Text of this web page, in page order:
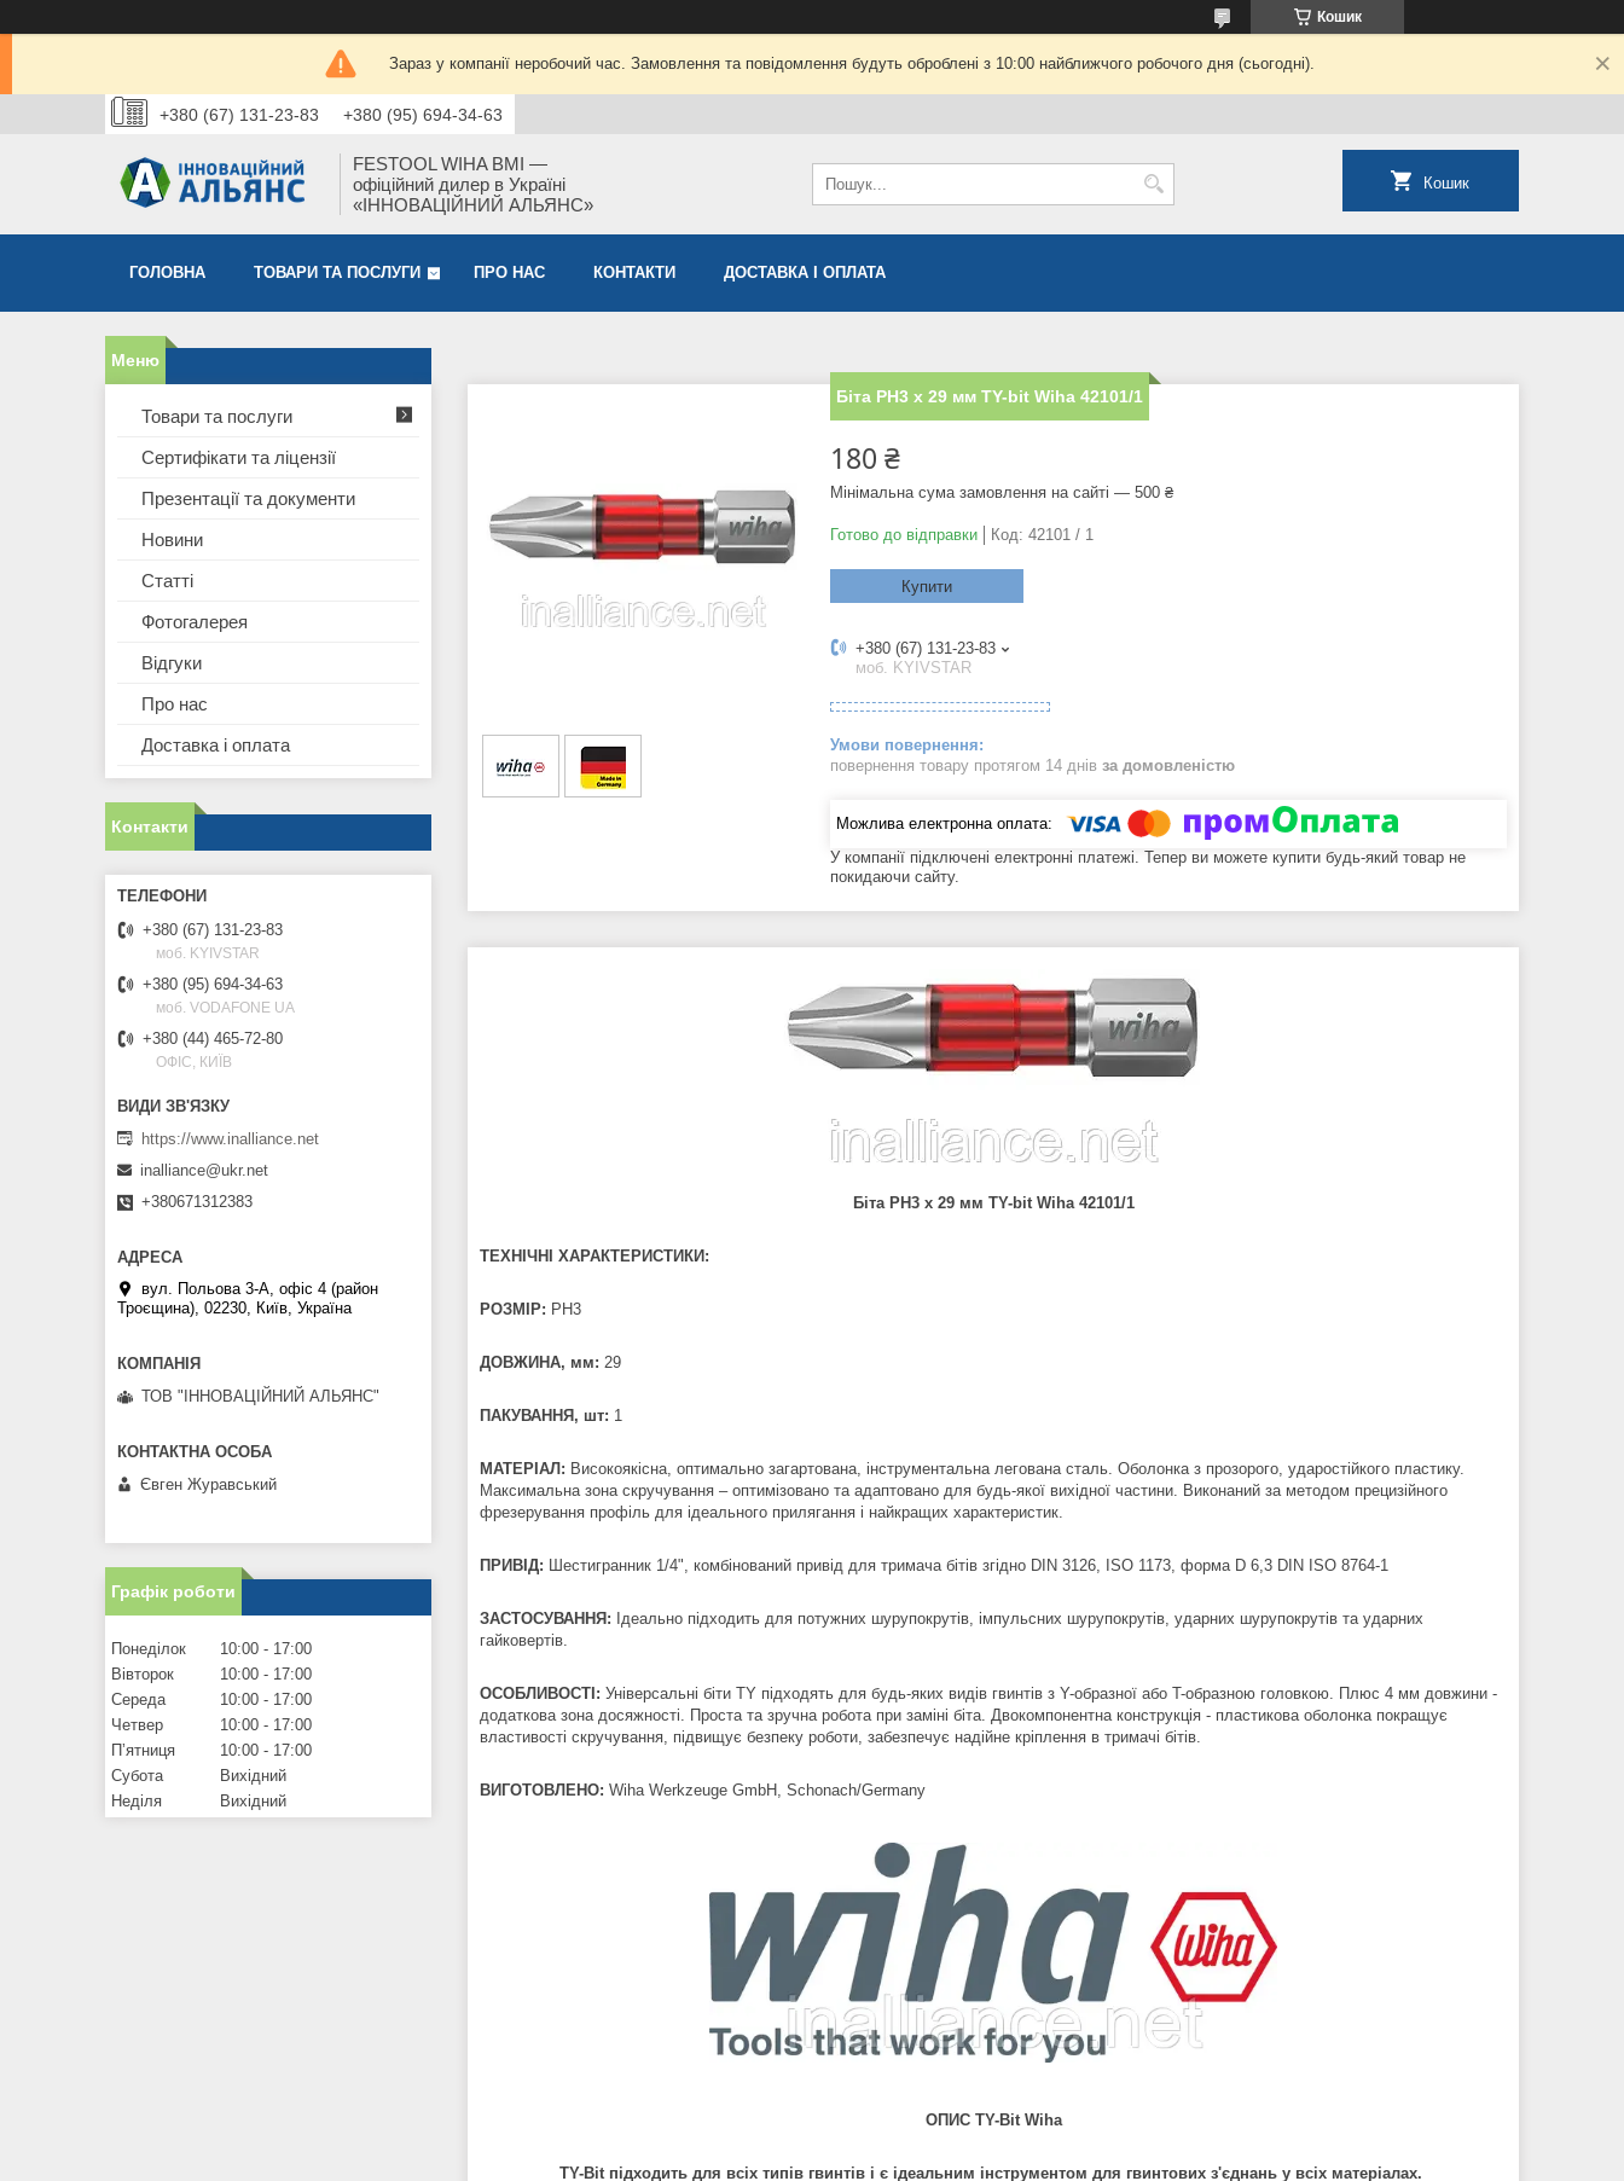
Кошик
Зараз у компанії неробочий час. Замовлення та повідомлення будуть оброблені з 10:00 найближчого робочого дня (сьогодні).
+380 (67) 131-23-83 +380 (95) 694-34-63
FESTOOL WIHA BMI —
офіційний дилер в Україні
«ІННОВАЦІЙНИЙ АЛЬЯНС»
Кошик
ГОЛОВНА ТОВАРИ ТА ПОСЛУГИ ПРО НАС КОНТАКТИ ДОСТАВКА І ОПЛАТА
Біта PH3 х 29 мм TY-bit Wiha 42101/1
180 ₴
Мінімальна сума замовлення на сайті — 500 ₴
Готово до відправки Код: 42101 / 1
Купити
+380 (67) 131-23-83
моб. KYIVSTAR
повернення товару протягом 14 днів за домовленістю
У компанії підключені електронні платежі. Тепер ви можете купити будь-який товар не
покидаючи сайту.
Біта PH3 х 29 мм TY-bit Wiha 42101/1
ТЕХНІЧНІ ХАРАКТЕРИСТИКИ:
РОЗМІР: PH3
ДОВЖИНА, мм: 29
ПАКУВАННЯ, шт: 1
МАТЕРІАЛ: Високоякісна, оптимально загартована, інструментальна легована сталь. Оболонка з прозорого, ударостійкого пластику.
Максимальна зона скручування – оптимізовано та адаптовано для будь-якої вихідної частини. Виконаний за методом прецизійного
фрезерування профіль для ідеального прилягання і найкращих характеристик.
ПРИВІД: Шестигранник 1/4", комбінований привід для тримача бітів згідно DIN 3126, ISO 1173, форма D 6,3 DIN ISO 8764-1
ЗАСТОСУВАННЯ: Ідеально підходить для потужних шурупокрутів, імпульсних шурупокрутів, ударних шурупокрутів та ударних
гайковертів.
ОСОБЛИВОСТІ: Універсальні біти TY підходять для будь-яких видів гвинтів з Y-образної або T-образною головкою. Плюс 4 мм довжини -
додаткова зона досяжності. Проста та зручна робота при заміні біта. Двокомпонентна конструкція - пластикова оболонка покращує
властивості скручування, підвищує безпеку роботи, забезпечує надійне кріплення в тримачі бітів.
ВИГОТОВЛЕНО: Wiha Werkzeuge GmbH, Schonach/Germany
ОПИС TY-Bit Wiha
TY-Bit підходить для всіх типів гвинтів і є ідеальним інструментом для гвинтових з'єднань у всіх матеріалах.
Товари та послуги
Сертифікати та ліцензії
Презентації та документи
Новини
Статті
Фотогалерея
Відгуки
Про нас
Доставка і оплата
Контакти
+380 (67) 131-23-83
моб. KYIVSTAR
+380 (95) 694-34-63
моб. VODAFONE UA
+380 (44) 465-72-80
ОФІС, КИЇВ
https://www.inalliance.net
inalliance@ukr.net
+380671312383
вул. Польова 3-А, офіс 4 (район
Троєщина), 02230, Київ, Україна
ТОВ "ІННОВАЦІЙНИЙ АЛЬЯНС"
Євген Журавський
Графік роботи
Понеділок 10:00
17:00
Вівторок
10:00
17:00
Середа
10:00
17:00
Четвер
10:00
17:00
Пʼятниця
10:00
17:00
Субота
Вихідний
Неділя
Вихідний